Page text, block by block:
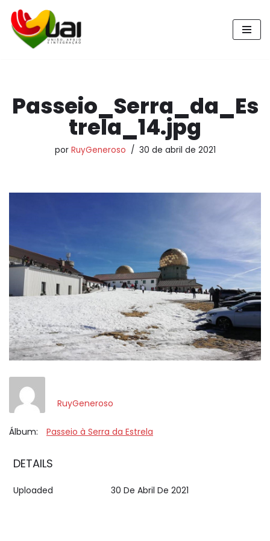
Pular
para
Passeio_Serra_da_Es
trela_14.jpg
por RuyGeneroso 30 de abril de 2021
RuyGeneroso
Álbum: Passeio à Serra da Estrela
DETAILS
Uploaded 30 De Abril De 2021